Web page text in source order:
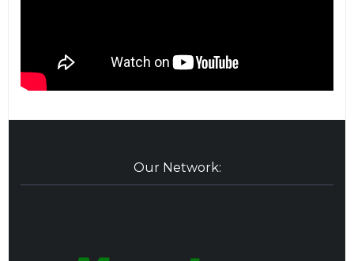
Our Network: